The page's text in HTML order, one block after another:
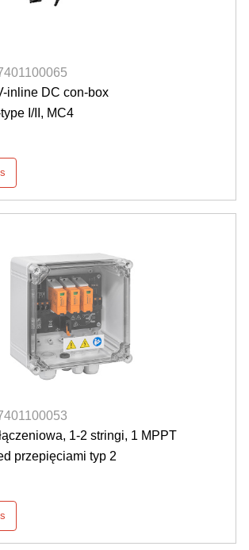
inline DC con-box
I/II, MC4
1-2 stringi, 1 MPPT
przepięciami typ 2